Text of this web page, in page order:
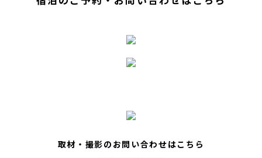
取材・撮影のお問い合わせはこちら